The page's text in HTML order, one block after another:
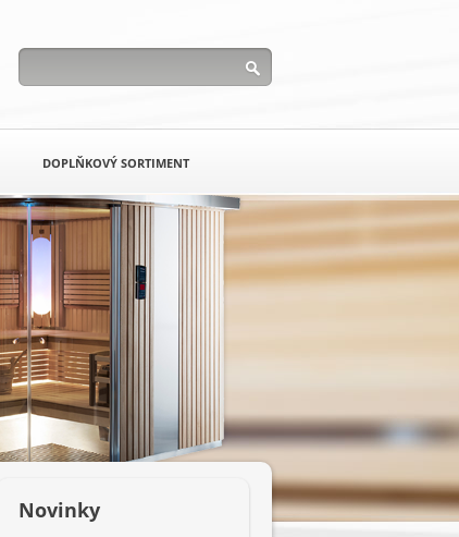
DOPLŇKOVÝ SORTIMENT
Novinky